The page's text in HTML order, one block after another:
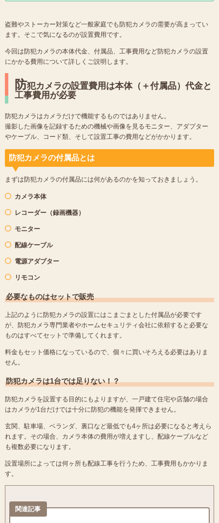
盗難やストーカー対策など一般家庭でも防犯カメラの需要が高まってい
ます。そこで気になるのが設置費用です。
今回は防犯カメラの本体代金、付属品、工事費用など防犯カメラの設置
にかかる費用について詳しくご説明します。
防犯カメラの設置費用は本体（＋付属品）代金と
工事費用が必要
防犯カメラはカメラだけで機能するものではありません。
撮影した画像を記録するための機械や画像を見るモニター、アダプター
やケーブル、コード類、そして設置工事の費用などがかかります。
防犯カメラの付属品とは
まずは防犯カメラの付属品には何があるのかを知っておきましょう。
カメラ本体
レコーダー（録画機器）
モニター
配線ケーブル
電源アダプター
リモコン
必要なものはセットで販売
上記のように防犯カメラの設置にはこまごまとした付属品が必要です
が、防犯カメラ専門業者やホームセキュリティ会社に依頼すると必要な
ものはすべてセットで準備してくれます。
料金もセット価格になっているので、個々に買いそろえる必要はありま
せん。
防犯カメラは1台では足りない！？
防犯カメラを設置する目的にもよりますが、一戸建て住宅や店舗の場合
はカメラが1台だけでは十分に防犯の機能を発揮できません。
玄関、駐車場、ベランダ、裏口など最低でも4ヶ所は必要になると考えら
れます。その場合、カメラ本体の費用が増えますし、配線ケーブルなど
も複数必要になります。
設置場所によっては何ヶ所も配線工事を行うため、工事費用もかかりま
す。
関連記事